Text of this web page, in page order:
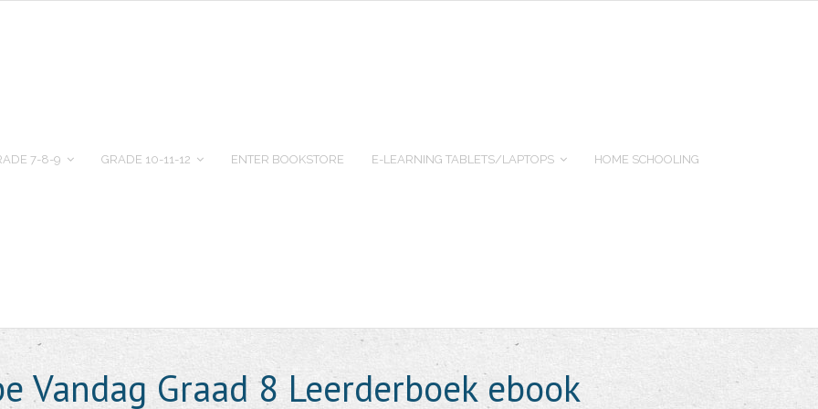
7-8-9 GRADE 10-11-12 ENTER BOOKSTORE E-LEARNING TABLETS/LAPTOPS HOME SCHOOLING
Vandag Graad 8 Leerderboek ebook